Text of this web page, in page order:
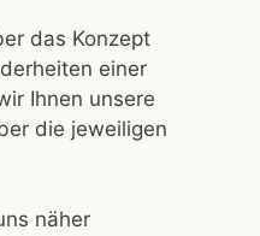
das Konzept
einer
Ihnen unsere
die jeweiligen
näher